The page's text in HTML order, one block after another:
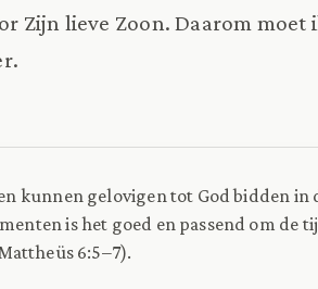
Zijn lieve Zoon. Daarom
kunnen gelovigen tot God bidden in
is het goed en passend om de
6:5–7).